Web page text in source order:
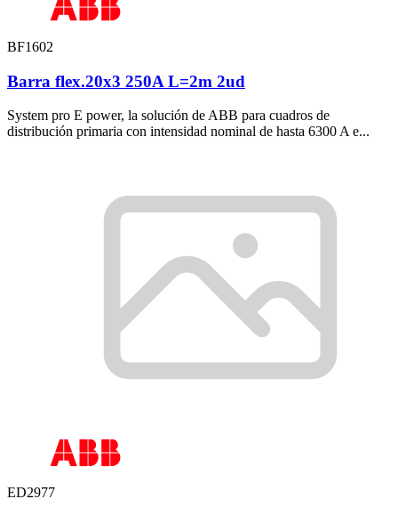
BF1602
Barra flex.20x3 250A L=2m 2ud
System pro E power, la solución de ABB para cuadros de
distribución primaria con intensidad nominal de hasta 6300 A e...
ED2977